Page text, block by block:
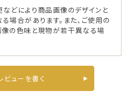
どにより商品画像のデザインと
場合があります。また、ご使用の
の色味と現物が若干異なる場
ビューを書く